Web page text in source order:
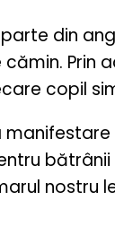
din
copil
nostru